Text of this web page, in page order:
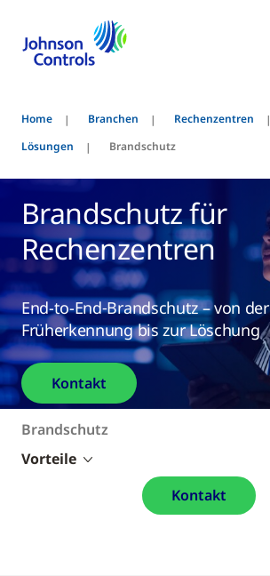
Home Branchen
Rechenzentren
Lösungen
Brandschutz
Brandschutz für
Rechenzentren
End-to-End‑Brandschutz – von der
Früherkennung bis zur Löschung
Kontakt
Brandschutz
Vorteile
Kontakt